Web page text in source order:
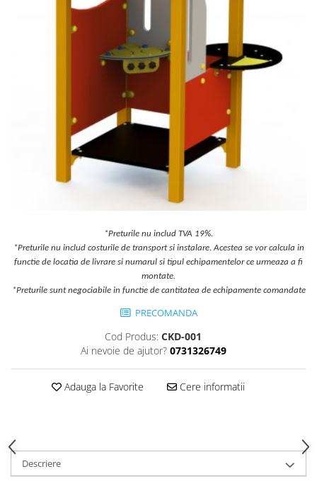
Echipamente de catarat
Trasee echilibristica
Echipamente persoane cu
Echipament muzical
Animale din cauciuc
SPORT SI FITNESS
Skateboarding
Ciclism
Terenuri Multisport
Garduri/Imprejmuiri
Foisoare si pergole
Rastel Biciclete
Banci
*Preturile nu includ TVA 19%.
*Preturile nu includ costurile de transport si instalare. Acestea se vor calcula in
functie de locatia de livrare si numarul si tipul echipamentelor ce urmeaza a fi
montate.
*Preturile sunt negociabile in functie de cantitatea de echipamente comandate
PRECOMANDA
Cod Produs: CKD-001
Ai nevoie de ajutor? 0731326749
Adauga la Favorite Cere informatii
Descriere